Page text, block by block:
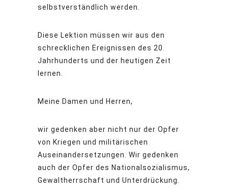
selbstverständlich werden.
Diese Lektion müssen wir aus den
schrecklichen Ereignissen des 20.
Jahrhunderts und der heutigen Zeit
lernen.
Meine Damen und Herren,
wir gedenken aber nicht nur der Opfer
von Kriegen und militärischen
Auseinandersetzungen. Wir gedenken
auch der Opfer des Nationalsozialismus,
Gewaltherrschaft und Unterdrückung.